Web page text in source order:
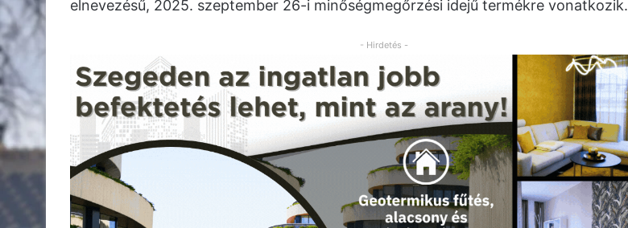
elnevezésű, 2025. szeptember 26-i minőségmegőrzési idejű termékre vonatkozik.
- Hirdetés -